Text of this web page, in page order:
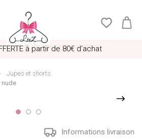
à partir de 80€ d’achat
Jupes et shorts
nude
Informations livraison